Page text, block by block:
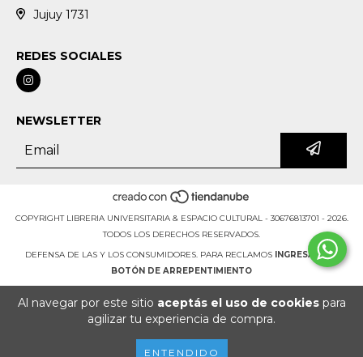
Al navegar por este sitio aceptás el uso de cookiespara
agilizar tu experiencia de compra.
ENTENDIDO
Jujuy 1731
REDES SOCIALES
NEWSLETTER
COPYRIGHT LIBRERIA UNIVERSITARIA & ESPACIO CULTURAL - 30676813701 - 2026.
TODOS LOS DERECHOS RESERVADOS.
DEFENSA DE LAS Y LOS CONSUMIDORES. PARA RECLAMOS INGRESÁ ACÁ.
BOTÓN DE ARREPENTIMIENTO